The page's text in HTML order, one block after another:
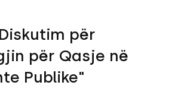
për
për Qasje në
Publike"